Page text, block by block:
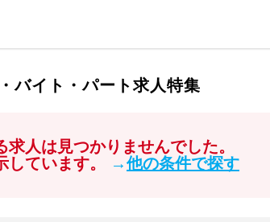
バイト・パート求人特集
人は見つかりませんでした。
しています。
→他の条件で探す